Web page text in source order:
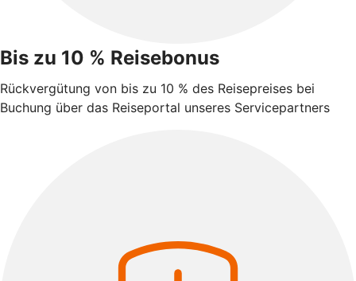
Bis zu 10 % Reisebonus
Rückvergütung von bis zu 10 % des Reisepreises bei
Buchung über das Reiseportal unseres Servicepartners